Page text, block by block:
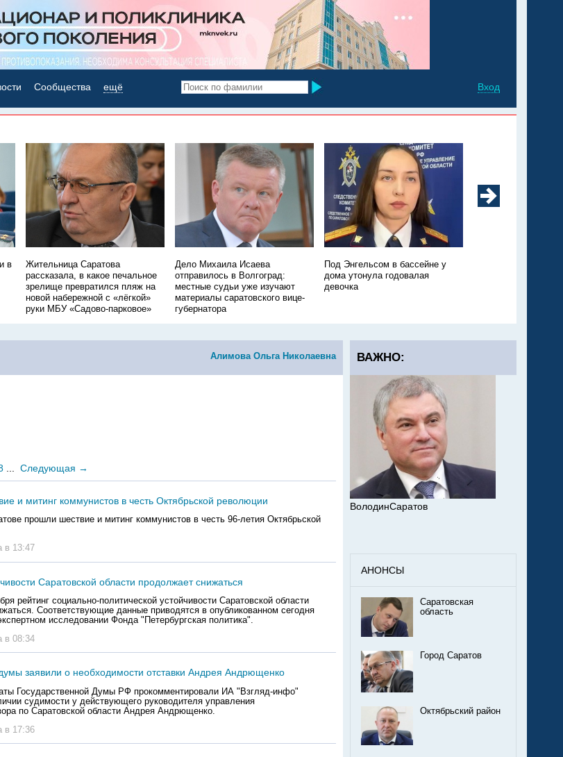
Вход
Сообщества ещё
в
Жительница Саратова
рассказала, в какое печальное
зрелище превратился пляж на
новой набережной с «лёгкой»
руки МБУ «Садово-парковое»
Дело Михаила Исаева
отправилось в Волгоград:
местные судьи уже изучают
материалы саратовского вице-
губернатора
Под Энгельсом в бассейне у
дома утонула годовалая
девочка
Алимова Ольга Николаевна
Следующая →
и митинг коммунистов в честь Октябрьской революции
прошли шествие и митинг коммунистов в честь 96-летия Октябрьской
в 13:47
Саратовской области продолжает снижаться
рейтинг социально-политической устойчивости Саратовской области
Соответствующие данные приводятся в опубликованном сегодня
исследовании Фонда "Петербургская политика".
в 08:34
заявили о необходимости отставки Андрея Андрющенко
Государственной Думы РФ прокомментировали ИА "Взгляд-инфо"
судимости у действующего руководителя управления
по Саратовской области Андрея Андрющенко.
в 17:36
ВАЖНО:
ВолодинСаратов
АНОНСЫ
Саратовская
область
Город Саратов
Октябрьский район